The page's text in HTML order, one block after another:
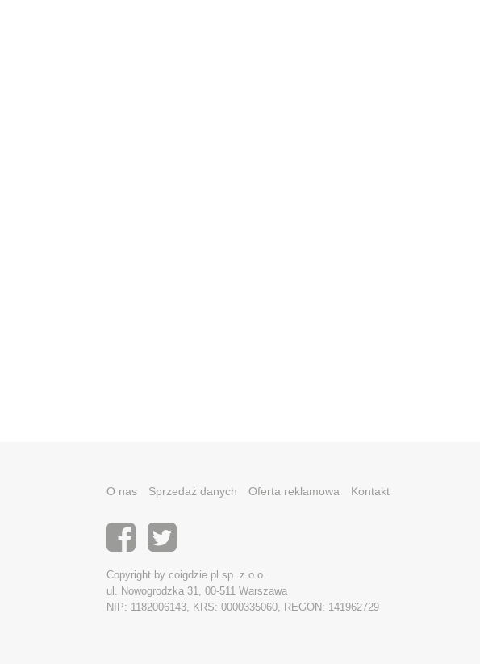
O nas Sprzedaż danych Oferta reklamowa Kontakt
Copyright by coigdzie.pl sp. z o.o.
ul. Nowogrodzka 31, 00-511 Warszawa
NIP: 1182006143, KRS: 0000335060, REGON: 141962729